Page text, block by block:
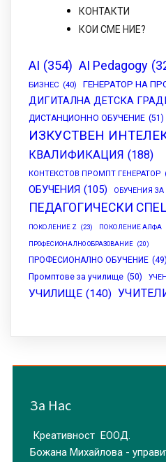
КОНТАКТИ
КОИ СМЕ НИЕ?
AI (354) AI Pedagogy
БИЗНЕС (40) ГЕНЕРАТОР НА
ДИГИТАЛНА ДЕТСКА
ДИСТАНЦИОННО ОБУЧЕНИЕ (51)
ИЗКУСТВЕН
КВАЛИФИКАЦИЯ (188)
КОНТЕКСТОВ ПРОМПТ ГЕНЕРАТОР
ОБУЧЕНИЯ (105) ОБУЧЕНИЯ
ПЕДАГОГИЧЕСКИ
ПОКОЛЕНИЕ Z (23) ПОКОЛЕНИЕ АЛФА
ПРОФЕСИОНАЛНО ОБРАЗОВАНИЕ (20)
ПРОФЕСИОНАЛНО ОБУЧЕНИЕ (49)
Промптове за училище (50)
УЧИЛИЩЕ (140)
За Нас
Креативност ЕООД.
Божана Михайлова -